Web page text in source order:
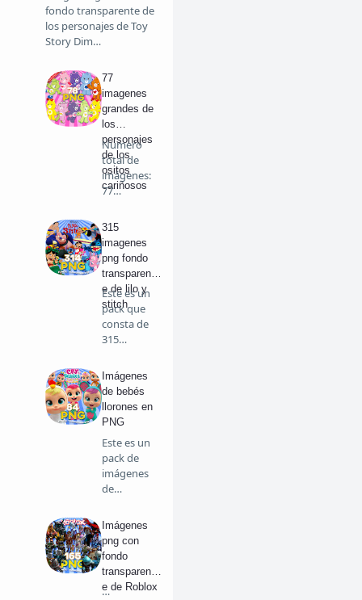
fondo transparente de
los personajes de Toy
Story Dim…
77
imagenes
grandes de
los
personajes
de los
ositos
cariñosos
Numero
total de
imágenes:
77
PNG de …
315
imagenes
png fondo
transparent
e de lilo y
stitch
Este es un
pack que
consta de
315
grand…
Imágenes
de bebés
llorones en
PNG
Este es un
pack de
imágenes
de
y masco…
Imágenes
png con
fondo
transparent
e de Roblox
…